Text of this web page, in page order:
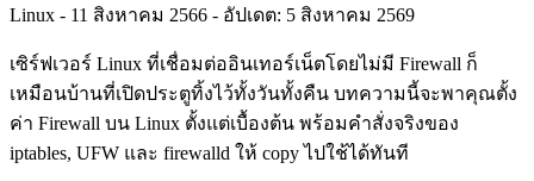
Linux - 11 สิงหาคม 2566 - อัปเดต: 5 สิงหาคม 2569
เซิร์ฟเวอร์ Linux ที่เชื่อมต่ออินเทอร์เน็ตโดยไม่มี Firewall ก็
เหมือนบ้านที่เปิดประตูทิ้งไว้ทั้งวันทั้งคืน บทความนี้จะพาคุณตั้ง
ค่า Firewall บน Linux ตั้งแต่เบื้องต้น พร้อมคำสั่งจริงของ
iptables, UFW และ firewalld ให้ copy ไปใช้ได้ทันที